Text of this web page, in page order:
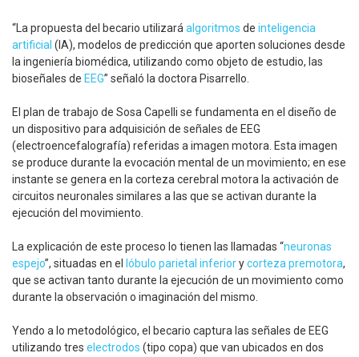
“La propuesta del becario utilizará algoritmos de inteligencia
artificial (IA), modelos de predicción que aporten soluciones desde
la ingeniería biomédica, utilizando como objeto de estudio, las
bioseñales de EEG” señaló la doctora Pisarrello.
El plan de trabajo de Sosa Capelli se fundamenta en el diseño de
un dispositivo para adquisición de señales de EEG
(electroencefalografía) referidas a imagen motora. Esta imagen
se produce durante la evocación mental de un movimiento; en ese
instante se genera en la corteza cerebral motora la activación de
circuitos neuronales similares a las que se activan durante la
ejecución del movimiento.
La explicación de este proceso lo tienen las llamadas “neuronas
espejo”, situadas en el lóbulo parietal inferiorycorteza premotora,
que se activan tanto durante la ejecución de un movimiento como
durante la observación o imaginación del mismo.
Yendo a lo metodológico, el becario captura las señales de EEG
utilizando tres electrodos (tipo copa) que van ubicados en dos